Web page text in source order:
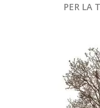
PER LA